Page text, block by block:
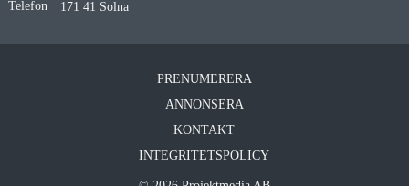
171 41 Solna
PRENUMERERA
ANNONSERA
KONTAKT
INTEGRITETSPOLICY